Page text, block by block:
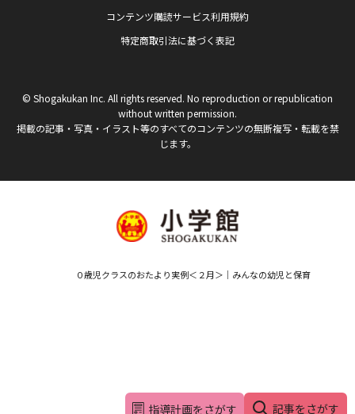
コンテンツ購読サービス利用規約
特定商取引法に基づく表記
© Shogakukan Inc. All rights reserved. No reproduction or republication
without written permission.
掲載の記事・写真・イラスト等のすべてのコンテンツの無断複写・転載を禁
じます。
０歳児クラスのおたより実例＜２月＞｜みんなの幼児と保育
指導計画をさがす 記事をさがす